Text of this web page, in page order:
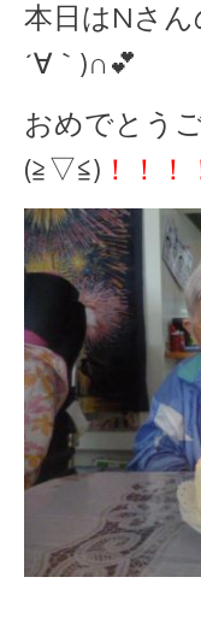
本日はNさん
´∀｀)∩💕
おめでとう
(≧▽≦) ！！！